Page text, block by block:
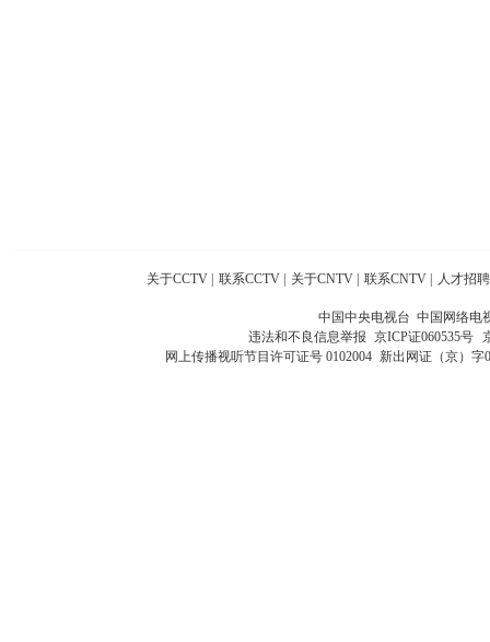
关于CCTV 联系CCTV 关于CNTV 联系CNTV 人才招聘
中国中央电视台 中国网络电
违法和不良信息举报 京ICP证060535号
网上传播视听节目许可证号 0102004 新出网证（京）